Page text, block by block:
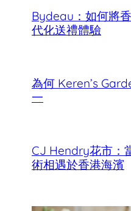
Bydeau：如何將
代化送禮體驗
為何 Keren’s
一
CJ Hendry花市：
術相遇於香港海濱